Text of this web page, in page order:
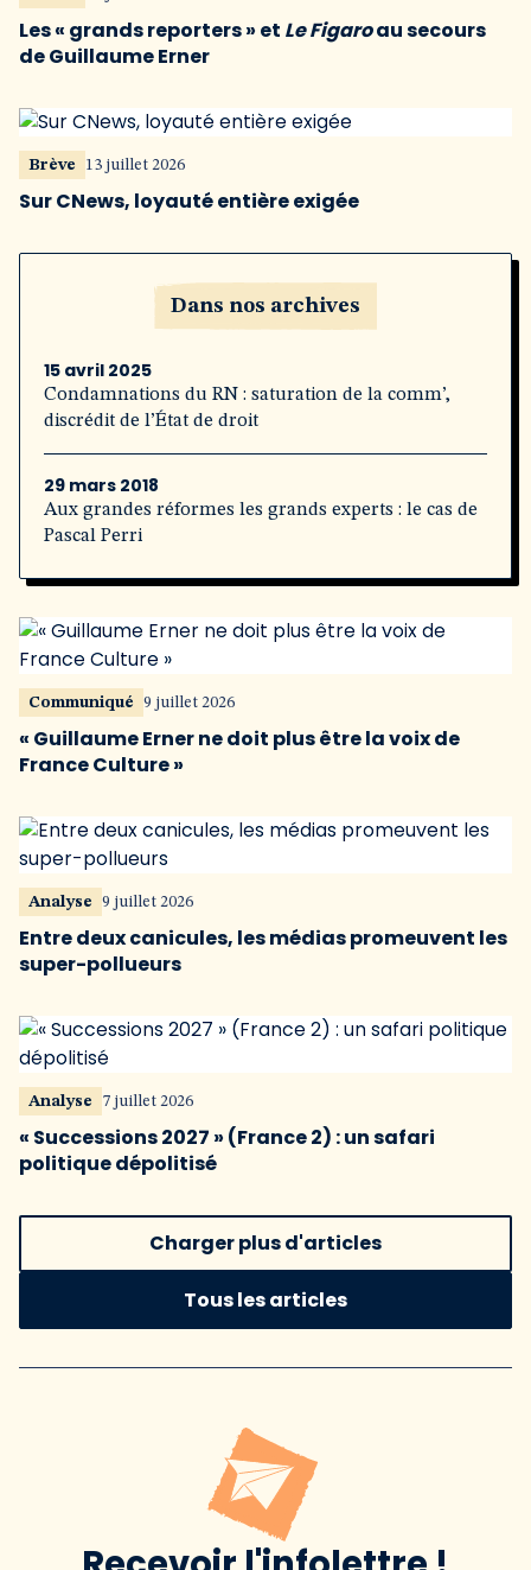
Les « grands reporters » et Le Figaroau secours
de Guillaume Erner
Brève 13 juillet 2026
Sur CNews, loyauté entière exigée
Dans nos archives
15 avril 2025
Condamnations du RN : saturation de la comm’,
discrédit de l’État de droit
29 mars 2018
Aux grandes réformes les grands experts : le cas de
Pascal Perri
Communiqué 9 juillet 2026
« Guillaume Erner ne doit plus être la voix de
France Culture »
Analyse 9 juillet 2026
Entre deux canicules, les médias promeuvent les
super-pollueurs
Analyse 7 juillet 2026
« Successions 2027 » (France 2) : un safari
politique dépolitisé
Charger plus d'articles
Tous les articles